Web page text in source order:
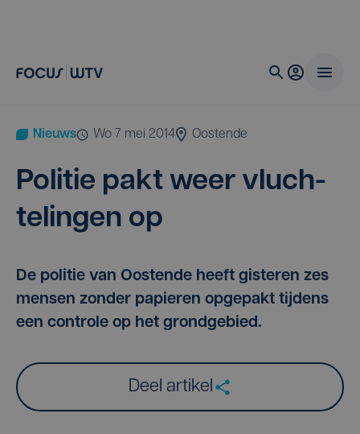
Nieuws wo 7 mei 2014 Oostende
Poli­tie pakt weer vluch­
te­lin­gen op
De politie van Oostende heeft gisteren zes
mensen zonder papieren opgepakt tijdens
een controle op het grondgebied.
Deel artikel